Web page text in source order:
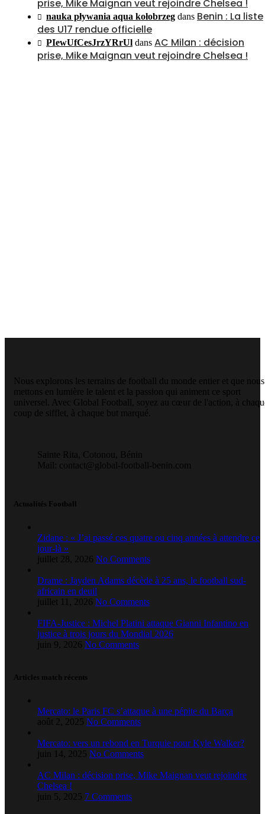
prise, Mike Maignan veut rejoindre Chelsea !
nauka pływania aqua kołobrzeg dans Benin : La liste
des U17 rendue officielle
PIewUfCesJrzYRrUl dans AC Milan : décision
prise, Mike Maignan veut rejoindre Chelsea !
Nous explorons les terrains de football du monde entier et que nous
mettons en lumière le talent et la passion qui animent ce sport
universel. Avec Global Football, soyez au cœur de l'action, à
coup de sifflet, à chaque but marqué.
Sainte Rita, Cotonou, Bénin
Mail: contact@global-football-benin.com
Actualités Football
Zidane : « J’ai passé ces quatre ou cinq années à attendre ce
jour-là »
juillet 28, 2026 No Comments
Drame : Jayden Adams décède à 25 ans, le football sud-
africain en deuil
juillet 11, 2026 No Comments
FIFA-Justice : Michel Platini attaque Gianni Infantino en
justice à trois jours du Mondial 2026
juin 9, 2026 No Comments
Articles match récents
Mercato: le Paris FC s’attaque à une pépite du Barça
août 2, 2025 No Comments
Mercato: vers un rebond en Turquie pour Kyle Walker?
juin 14, 2025 No Comments
AC Milan : décision prise, Mike Maignan veut rejoindre
Chelsea !
juin 5, 2025 7 Comments